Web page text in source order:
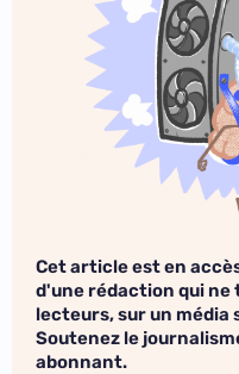
Cet article est en
d'une rédaction qui ne
lecteurs, sur un média
Soutenez le
abonnant.